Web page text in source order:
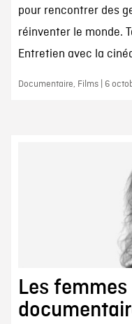
pour rencontrer des
réinventer le monde.
Entretien avec la
Documentaire, Films | 6
Les